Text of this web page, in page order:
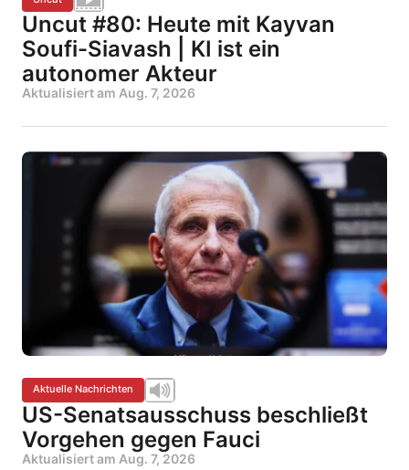
Uncut #80: Heute mit Kayvan
Soufi-Siavash | KI ist ein
autonomer Akteur
Aktualisiert am Aug. 7, 2026
Aktuelle Nachrichten
US-Senatsausschuss beschließt
Vorgehen gegen Fauci
Aktualisiert am Aug. 7, 2026